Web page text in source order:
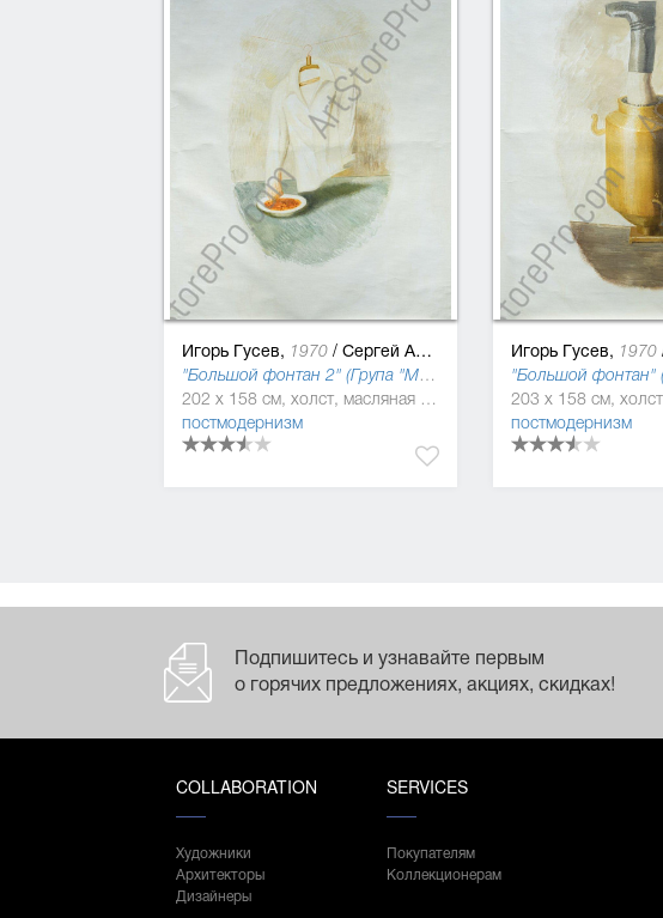
Игорь Гусев, 1970 / Сергей Ануфриев
"Большой фонтан 2" (Група "МИР"), 1995
202 x 158 см, холст, масляная краска
постмодернизм
Игорь Гусев, 1970
постмодернизм
Подпишитесь и узнавайте первым
о горячих предложениях, акциях, скидках!
COLLABORATION
Художники
Архитекторы
Дизайнеры
SERVICES
Покупателям
Коллекционерам